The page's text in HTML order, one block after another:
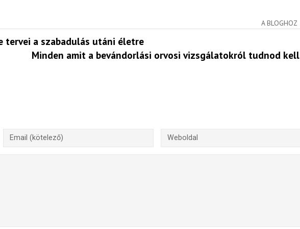
A BLOGHOZ
a szabadulás utáni életre
Minden amit a bevándorlási orvosi vizsgálatokról tudnod kell